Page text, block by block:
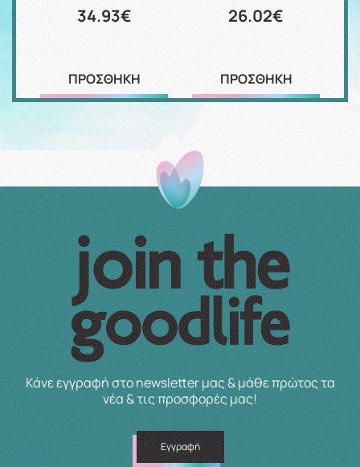
34.93€
ΠΡΟΣΘΗΚΗ
26.02€
ΠΡΟΣΘΗΚΗ
Κάνε εγγραφή στο newsletter μας & μάθε πρώτος τα
νέα & τις προσφορές μας!
Εγγραφή